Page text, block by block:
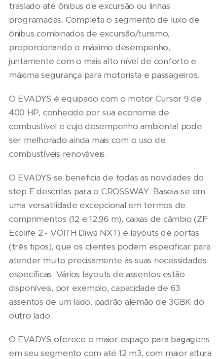
traslado até ônibus de excursão ou linhas
programadas. Completa o segmento de luxo de
ônibus combinados de excursão/turismo,
proporcionando o máximo desempenho,
juntamente com o mais alto nível de conforto e
máxima segurança para motorista e passageiros.
O EVADYS é equipado com o motor Cursor 9 de
400 HP, conhecido por sua economia de
combustível e cujo desempenho ambiental pode
ser melhorado ainda mais com o uso de
combustíveis renováveis.
O EVADYS se beneficia de todas as novidades do
step E descritas para o CROSSWAY. Baseia-se em
uma versatilidade excepcional em termos de
comprimentos (12 e 12,96 m), caixas de câmbio (ZF
Ecolife 2 - VOITH Diwa NXT) e layouts de portas
(três tipos), que os clientes podem especificar para
atender muito precisamente às suas necessidades
específicas. Vários layouts de assentos estão
disponíveis, por exemplo, capacidade de 63
assentos de um lado, padrão alemão de 3GBK do
outro lado.
O EVADYS oferece o maior espaço para bagagens
em seu segmento com até 12 m3, com maior altura